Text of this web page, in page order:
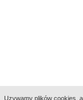
Uzywamy plików cookies,